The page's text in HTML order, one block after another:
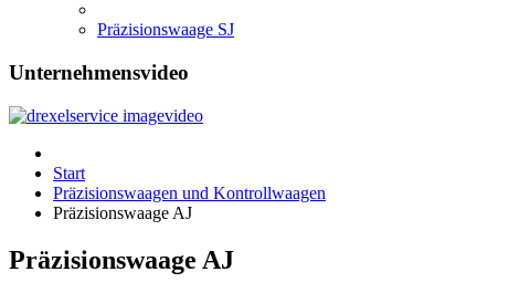
Präzisionswaage SJ
Unternehmensvideo
Start
Präzisionswaagen und Kontrollwaagen
Präzisionswaage AJ
Präzisionswaage AJ